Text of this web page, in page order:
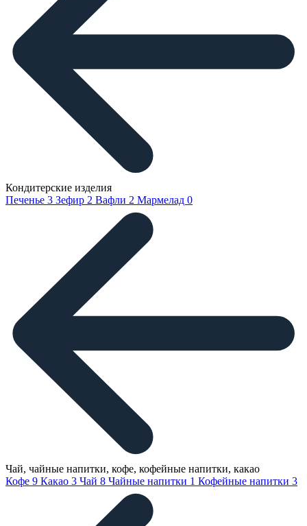
Кондитерские изделия
Печенье 3 Зефир 2 Вафли 2 Мармелад 0
Чай, чайные напитки, кофе, кофейные напитки, какао
Кофе 9 Какао 3 Чай 8 Чайные напитки 1 Кофейные напитки 3